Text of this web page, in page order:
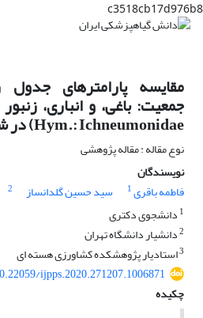
c3518cb17d976b8
مقایسه پارامترهای
(Hym.: Ichneumonidae در شرایط آزمایشگاهی
نوع مقاله : مقاله پژوهشی
نویسندگان
فاطمه باقری1 سید حسین گلدانساز 2
1 دانشجوی دکتری
2دانشیار دانشگاه تهران
3استادیار پژوهشکده کشاورزی هسته ای
ijpps.2020.271207.1006871
چکیده